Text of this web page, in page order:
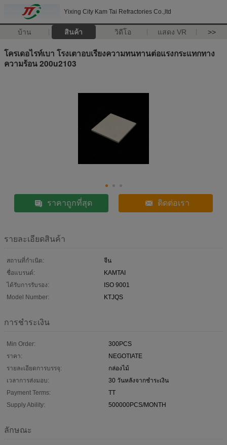
Yixing City Kam Tai Refractories Co.,ltd
บ้าน สินค้า วิดีโอ แสดง VR >>
โครเดอไรท์เบา โรงเตาอบเรียงความทนทานต่อแรงกระแทกทาง
ความร้อน 200u2103
ราคาถูกที่สุด ติดต่อเรา
รายละเอียดสินค้า
สถานที่กำเนิด:
จีน
ชื่อแบรนด์:
KAMTAI
ได้รับการรับรอง:
ISO 9001
Model Number:
KTJQS
การชำระเงิน
Min Order:
300PCS
ราคา:
NEGOTIATE
รายละเอียดการบรรจุ:
กล่องไม้
เวลาการส่งมอบ:
30 วันหลังจากชำระเงิน
Payment Terms:
TT
Supply Ability:
500000PCS/MONTH
ลักษณะ